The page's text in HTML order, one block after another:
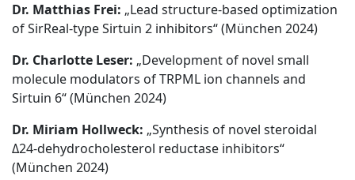
Dr. Matthias Frei: „Lead structure-based optimization
of SirReal-type Sirtuin 2 inhibitors“ (München 2024)
Dr. Charlotte Leser: „Development of novel small
molecule modulators of TRPML ion channels and
Sirtuin 6“ (München 2024)
Dr. Miriam Hollweck: „Synthesis of novel steroidal
Δ24-dehydrocholesterol reductase inhibitors“
(München 2024)